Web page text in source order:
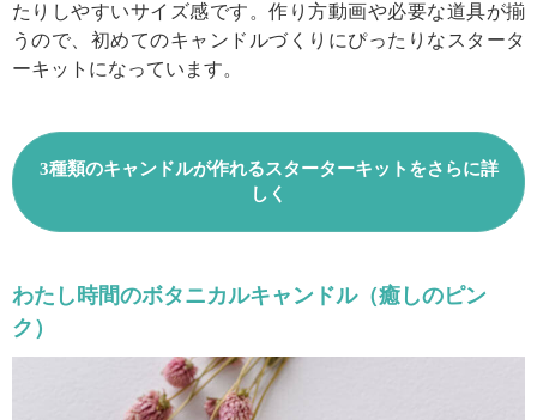
たりしやすいサイズ感です。作り方動画や必要な道具が揃
うので、初めてのキャンドルづくりにぴったりなスタータ
ーキットになっています。
3種類のキャンドルが作れるスターターキットをさらに詳
しく
わたし時間のボタニカルキャンドル（癒しのピン
ク）